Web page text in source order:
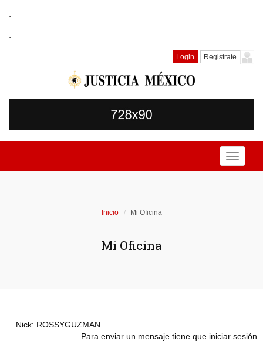
.
.
Login Registrate
Toggle
Inicio Mi Oficina
Mi Oficina
Nick: ROSSYGUZMAN
Para enviar un mensaje tiene que iniciar sesión